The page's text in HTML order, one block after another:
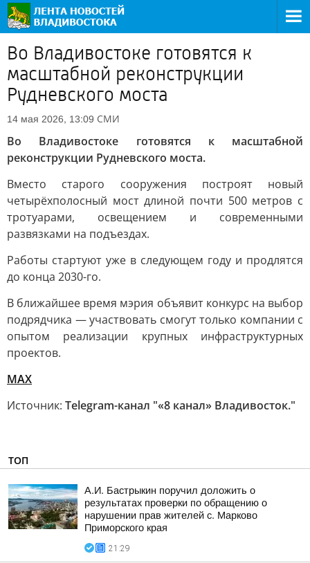
Во Владивостоке готовятся к
масштабной реконструкции
Рудневского моста
14 мая 2026, 13:09 СМИ
Во Владивостоке готовятся к масштабной
реконструкции Рудневского моста.
Вместо старого сооружения построят новый
четырёхполосный мост длиной почти 500 метров с
тротуарами, освещением и современными
развязками на подъездах.
Работы стартуют уже в следующем году и продлятся
до конца 2030-го.
В ближайшее время мэрия объявит конкурс на выбор
подрядчика — участвовать смогут только компании с
опытом реализации крупных инфраструктурных
проектов.
MAX
Источник: Telegram-канал "«8 канал» Владивосток."
ТОП
А.И. Бастрыкин поручил доложить о
результатах проверки по обращению о
нарушении прав жителей с. Марково
Приморского края
21:29